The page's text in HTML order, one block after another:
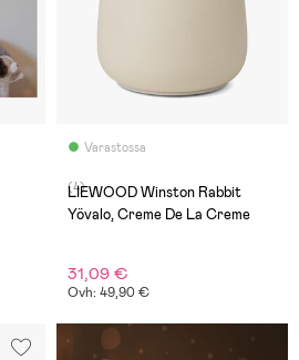
Varastossa
(4)
LIEWOOD Winston Rabbit
Yövalo, Creme De La Creme
31,09 €
Ovh: 49,90 €